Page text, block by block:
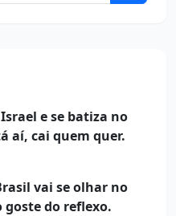
e se batiza no
aí, cai quem quer.
vai se olhar no
do reflexo.